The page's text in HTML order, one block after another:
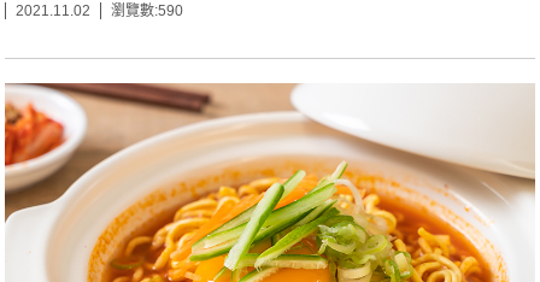
2021.11.02
瀏覽數:590